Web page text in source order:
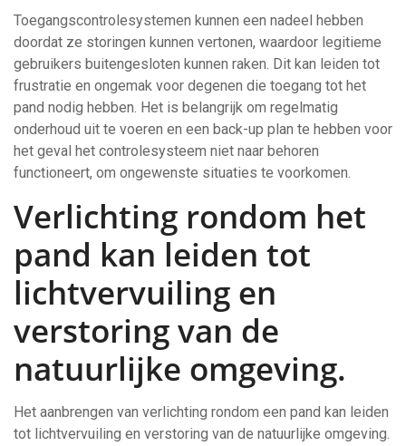
Toegangscontrolesystemen kunnen een nadeel hebben
doordat ze storingen kunnen vertonen, waardoor legitieme
gebruikers buitengesloten kunnen raken. Dit kan leiden tot
frustratie en ongemak voor degenen die toegang tot het
pand nodig hebben. Het is belangrijk om regelmatig
onderhoud uit te voeren en een back-up plan te hebben voor
het geval het controlesysteem niet naar behoren
functioneert, om ongewenste situaties te voorkomen.
Verlichting rondom het
pand kan leiden tot
lichtvervuiling en
verstoring van de
natuurlijke omgeving.
Het aanbrengen van verlichting rondom een pand kan leiden
tot lichtvervuiling en verstoring van de natuurlijke omgeving.